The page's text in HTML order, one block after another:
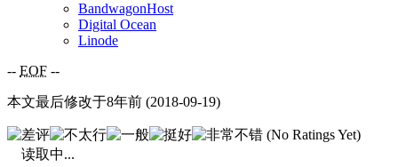
BandwagonHost
Digital Ocean
Linode
-- EOF --
本文最后修改于8年前 (2018-09-19)
(No Ratings Yet)
读取中...